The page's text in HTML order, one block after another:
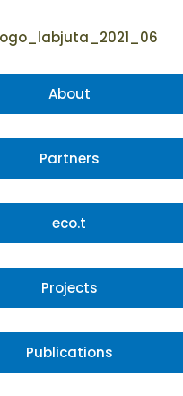
About
Partners
eco.t
Projects
Publications